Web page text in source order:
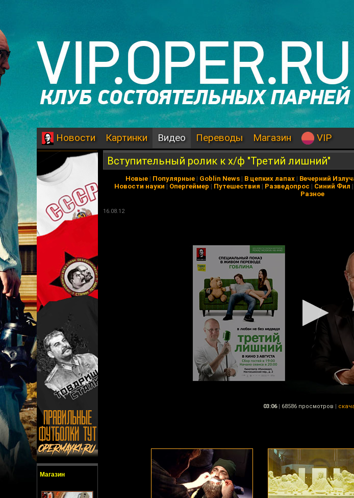
Новости Картинки Видео Переводы Магазин VIP
Магазин
Вступительный ролик к х/ф "Третий лишний"
Новые | Популярные | Goblin News | В цепких лапах | Вечерний
Новости науки | Опергеймер | Путешествия | Разведопрос | Синий Фил |
Разное
16.08.12
03:06 | 68586 просмотров |